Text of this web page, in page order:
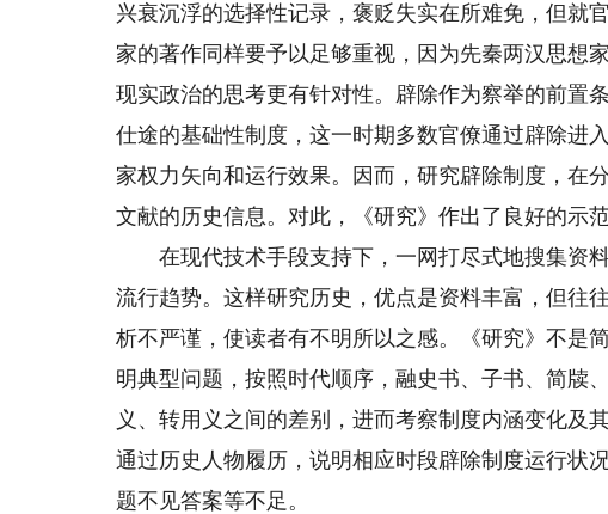
兴衰沉浮的选择性记录，褒贬失实在所难免，但就
家的著作同样要予以足够重视，因为先秦两汉思想
现实政治的思考更有针对性。辟除作为察举的前置
仕途的基础性制度，这一时期多数官僚通过辟除进
家权力矢向和运行效果。因而，研究辟除制度，在
文献的历史信息。对此，《研究》作出了良好的示范
在现代技术手段支持下，一网打尽式地搜集资
流行趋势。这样研究历史，优点是资料丰富，但往
析不严谨，使读者有不明所以之感。《研究》不是
明典型问题，按照时代顺序，融史书、子书、简牍
义、转用义之间的差别，进而考察制度内涵变化及
通过历史人物履历，说明相应时段辟除制度运行状
题不见答案等不足。